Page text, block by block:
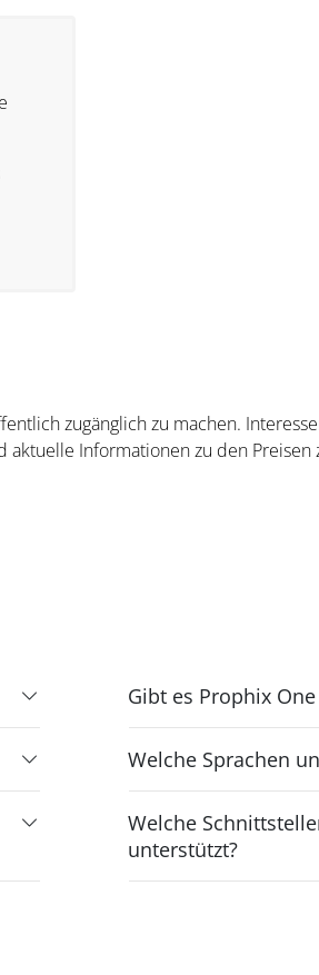
zugänglich zu machen.
Informationen zu den Preisen
Gibt es Prophix
Welche Sprachen
Welche
unterstützt?